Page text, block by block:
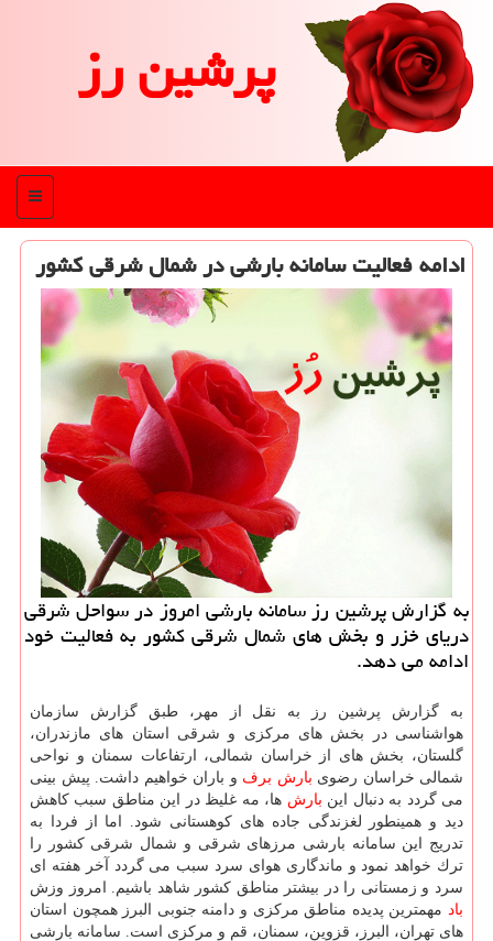
پرشین رز
منو
ادامه فعالیت سامانه بارشی در شمال شرقی كشور
به گزارش پرشین رز سامانه بارشی امروز در سواحل شرقی
دریای خزر و بخش های شمال شرقی كشور به فعالیت خود
ادامه می دهد.
به گزارش پرشین رز به نقل از مهر، طبق گزارش سازمان
هواشناسی در بخش های مركزی و شرقی استان های مازندران،
گلستان، بخش های از خراسان شمالی، ارتفاعات سمنان و نواحی
شمالی خراسان رضوی بارش برف و باران خواهیم داشت. پیش بینی
می گردد به دنبال این بارش ها، مه غلیظ در این مناطق سبب كاهش
دید و همینطور لغزندگی جاده های كوهستانی شود. اما از فردا به
تدریج این­ سامانه بارشی مرزهای شرقی و شمال شرقی كشور را
ترك خواهد نمود و ماندگاری هوای سرد سبب می گردد آخر هفته ای
سرد و زمستانی را در بیشتر مناطق كشور شاهد باشیم. امروز وزش
باد مهمترین پدیده مناطق مركزی و دامنه جنوبی البرز همچون استان
های تهران، البرز، قزوین، سمنان، قم و مركزی است. سامانه بارشی